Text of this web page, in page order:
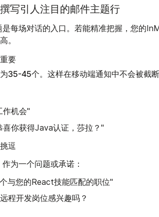
写引人注目的邮件主题行
每场对话的入口。若能精准把握，您的
。
要
35-45个。这样在移动端通知中不会被截断
作机会"
喜你获得Java认证，莎拉？"
逗
作为一个问题或承诺：
与您的React技能匹配的职位"
程开发岗位感兴趣吗？